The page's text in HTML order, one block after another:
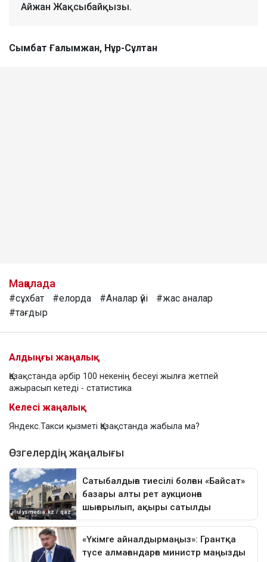
Айжан Жақсыбайқызы.
Сымбат Ғалымжан, Нұр-Сұлтан
Мақалада
#сұхбат #елорда #Аналар үйі
#жас аналар
#тағдыр
Алдыңғы жаңалық
Қазақстанда әрбір 100 некенің бесеуі жылға жетпей
ажырасып кетеді - статистика
Келесі жаңалық
Яндекс.Такси қызметі Қазақстанда жабыла ма?